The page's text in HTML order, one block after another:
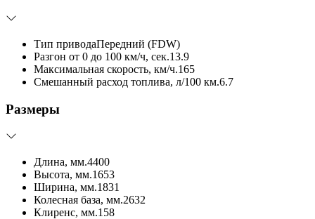
Тип приводаПередний (FDW)
Разгон от 0 до 100 км/ч, сек.13.9
Максимальная скорость, км/ч.165
Смешанный расход топлива, л/100 км.6.7
Размеры
Длина, мм.4400
Высота, мм.1653
Ширина, мм.1831
Колесная база, мм.2632
Клиренс, мм.158